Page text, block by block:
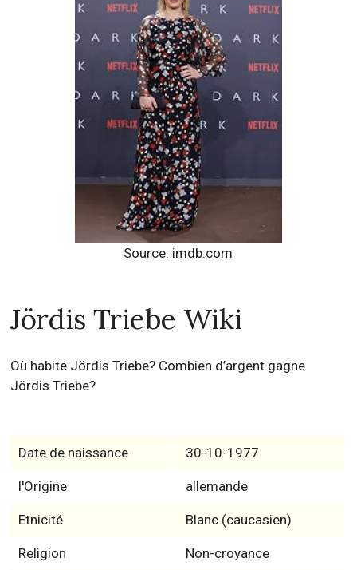
Source: imdb.com
Jördis Triebe Wiki
Où habite Jördis Triebe? Combien d’argent gagne
Jördis Triebe?
Date de naissance 30-10-1977
l'Origine allemande
Etnicité Blanc (caucasien)
Religion Non-croyance